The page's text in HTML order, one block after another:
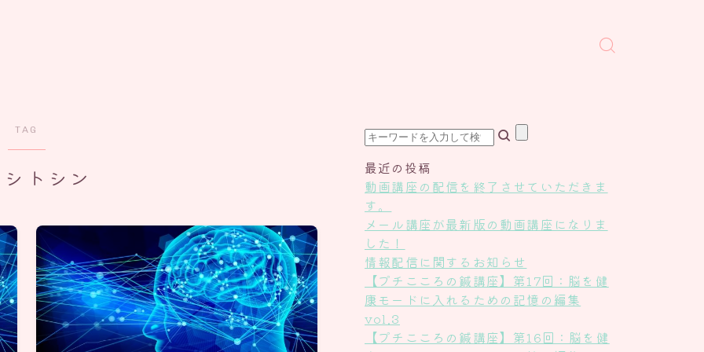
TAG
トシン 最近の投稿
動画講座の配信を終了させていただきま
す。
メール講座が最新版の動画講座になりま
した！
情報配信に関するお知らせ
【プチこころの鍼講座】第17回：脳を健
康モードに入れるための記憶の編集
vol.3
【プチこころの鍼講座】第16回：脳を健